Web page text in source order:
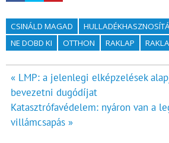
CSINÁLD MAGAD
NE DOBD KI
OTTHON RAKLAP
Bejegyzés
navigáció
« LMP: a jelenlegi elképzelések
bevezetni dugódíjat
Katasztrófavédelem: nyáron van a
villámcsapás »